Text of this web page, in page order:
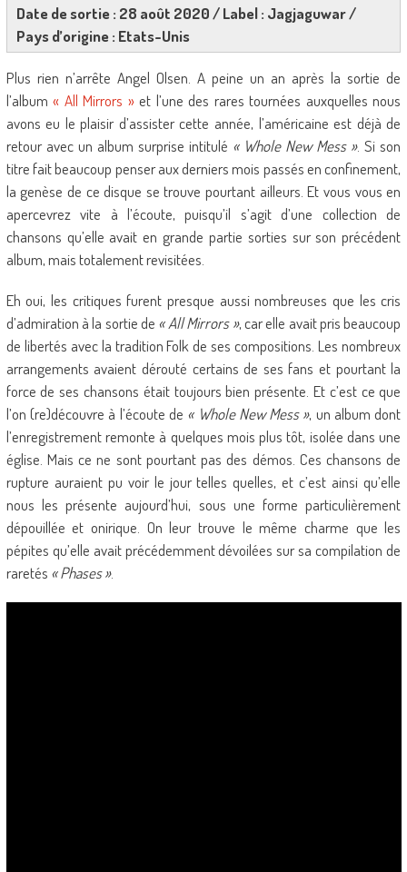
Date de sortie : 28 août 2020 / Label : Jagjaguwar /
Pays d’origine : Etats-Unis
Plus rien n’arrête Angel Olsen. A peine un an après la sortie de
l’album« All Mirrors »et l’une des rares tournées auxquelles nous
avons eu le plaisir d’assister cette année, l’américaine est déjà de
retour avec un album surprise intitulé « Whole New Mess ». Si son
titre fait beaucoup penser aux derniers mois passés en confinement,
la genèse de ce disque se trouve pourtant ailleurs. Et vous vous en
apercevrez vite à l’écoute, puisqu’il s’agit d’une collection de
chansons qu’elle avait en grande partie sorties sur son précédent
album, mais totalement revisitées.
Eh oui, les critiques furent presque aussi nombreuses que les cris
d’admiration à la sortie de « All Mirrors », car elle avait pris beaucoup
de libertés avec la tradition Folk de ses compositions. Les nombreux
arrangements avaient dérouté certains de ses fans et pourtant la
force de ses chansons était toujours bien présente. Et c’est ce que
l’on (re)découvre à l’écoute de « Whole New Mess », un album dont
l’enregistrement remonte à quelques mois plus tôt, isolée dans une
église. Mais ce ne sont pourtant pas des démos. Ces chansons de
rupture auraient pu voir le jour telles quelles, et c’est ainsi qu’elle
nous les présente aujourd’hui, sous une forme particulièrement
dépouillée et onirique. On leur trouve le même charme que les
pépites qu’elle avait précédemment dévoilées sur sa compilation de
raretés « Phases ».